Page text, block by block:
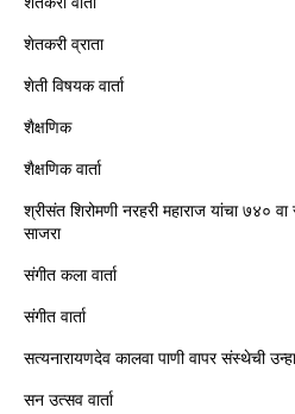
शेतकरी व्राता
शेती विषयक वार्ता
शैक्षणिक
शैक्षणिक वार्ता
श्रीसंत शिरोमणी नरहरी महाराज यांचा ७४० वा
साजरा
संगीत कला वार्ता
संगीत वार्ता
सत्यनारायणदेव कालवा पाणी वापर संस्थेची
सन उत्सव वार्ता